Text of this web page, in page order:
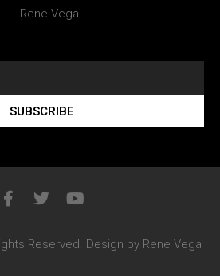
Rene Vega
SUBSCRIBE
Reserved. Design by Rene Vega